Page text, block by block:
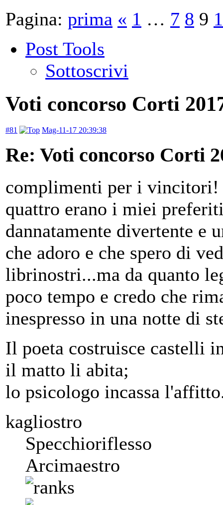
Pagina: prima « 1 … 7 8 9
Post Tools
Sottoscrivi
Voti concorso Corti
#81 Mag-11-17 20:39:38
Re: Voti concorso Corti
complimenti per i vincitori!
quattro erano i miei
dannatamente divertente e
che adoro e che spero di
librinostri...ma da quanto
poco tempo e credo che
inespresso in una notte di
Il poeta costruisce castelli
il matto li abita;
lo psicologo incassa
kagliostro
Specchioriflesso
Arcimaestro